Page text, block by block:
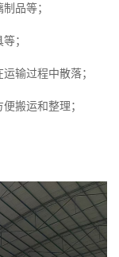
品等；
；
输过程中散落；
搬运和整理；